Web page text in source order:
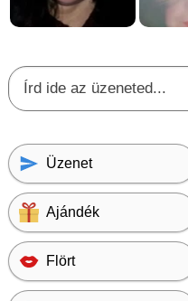
Üzenet
Ajándék
Flört